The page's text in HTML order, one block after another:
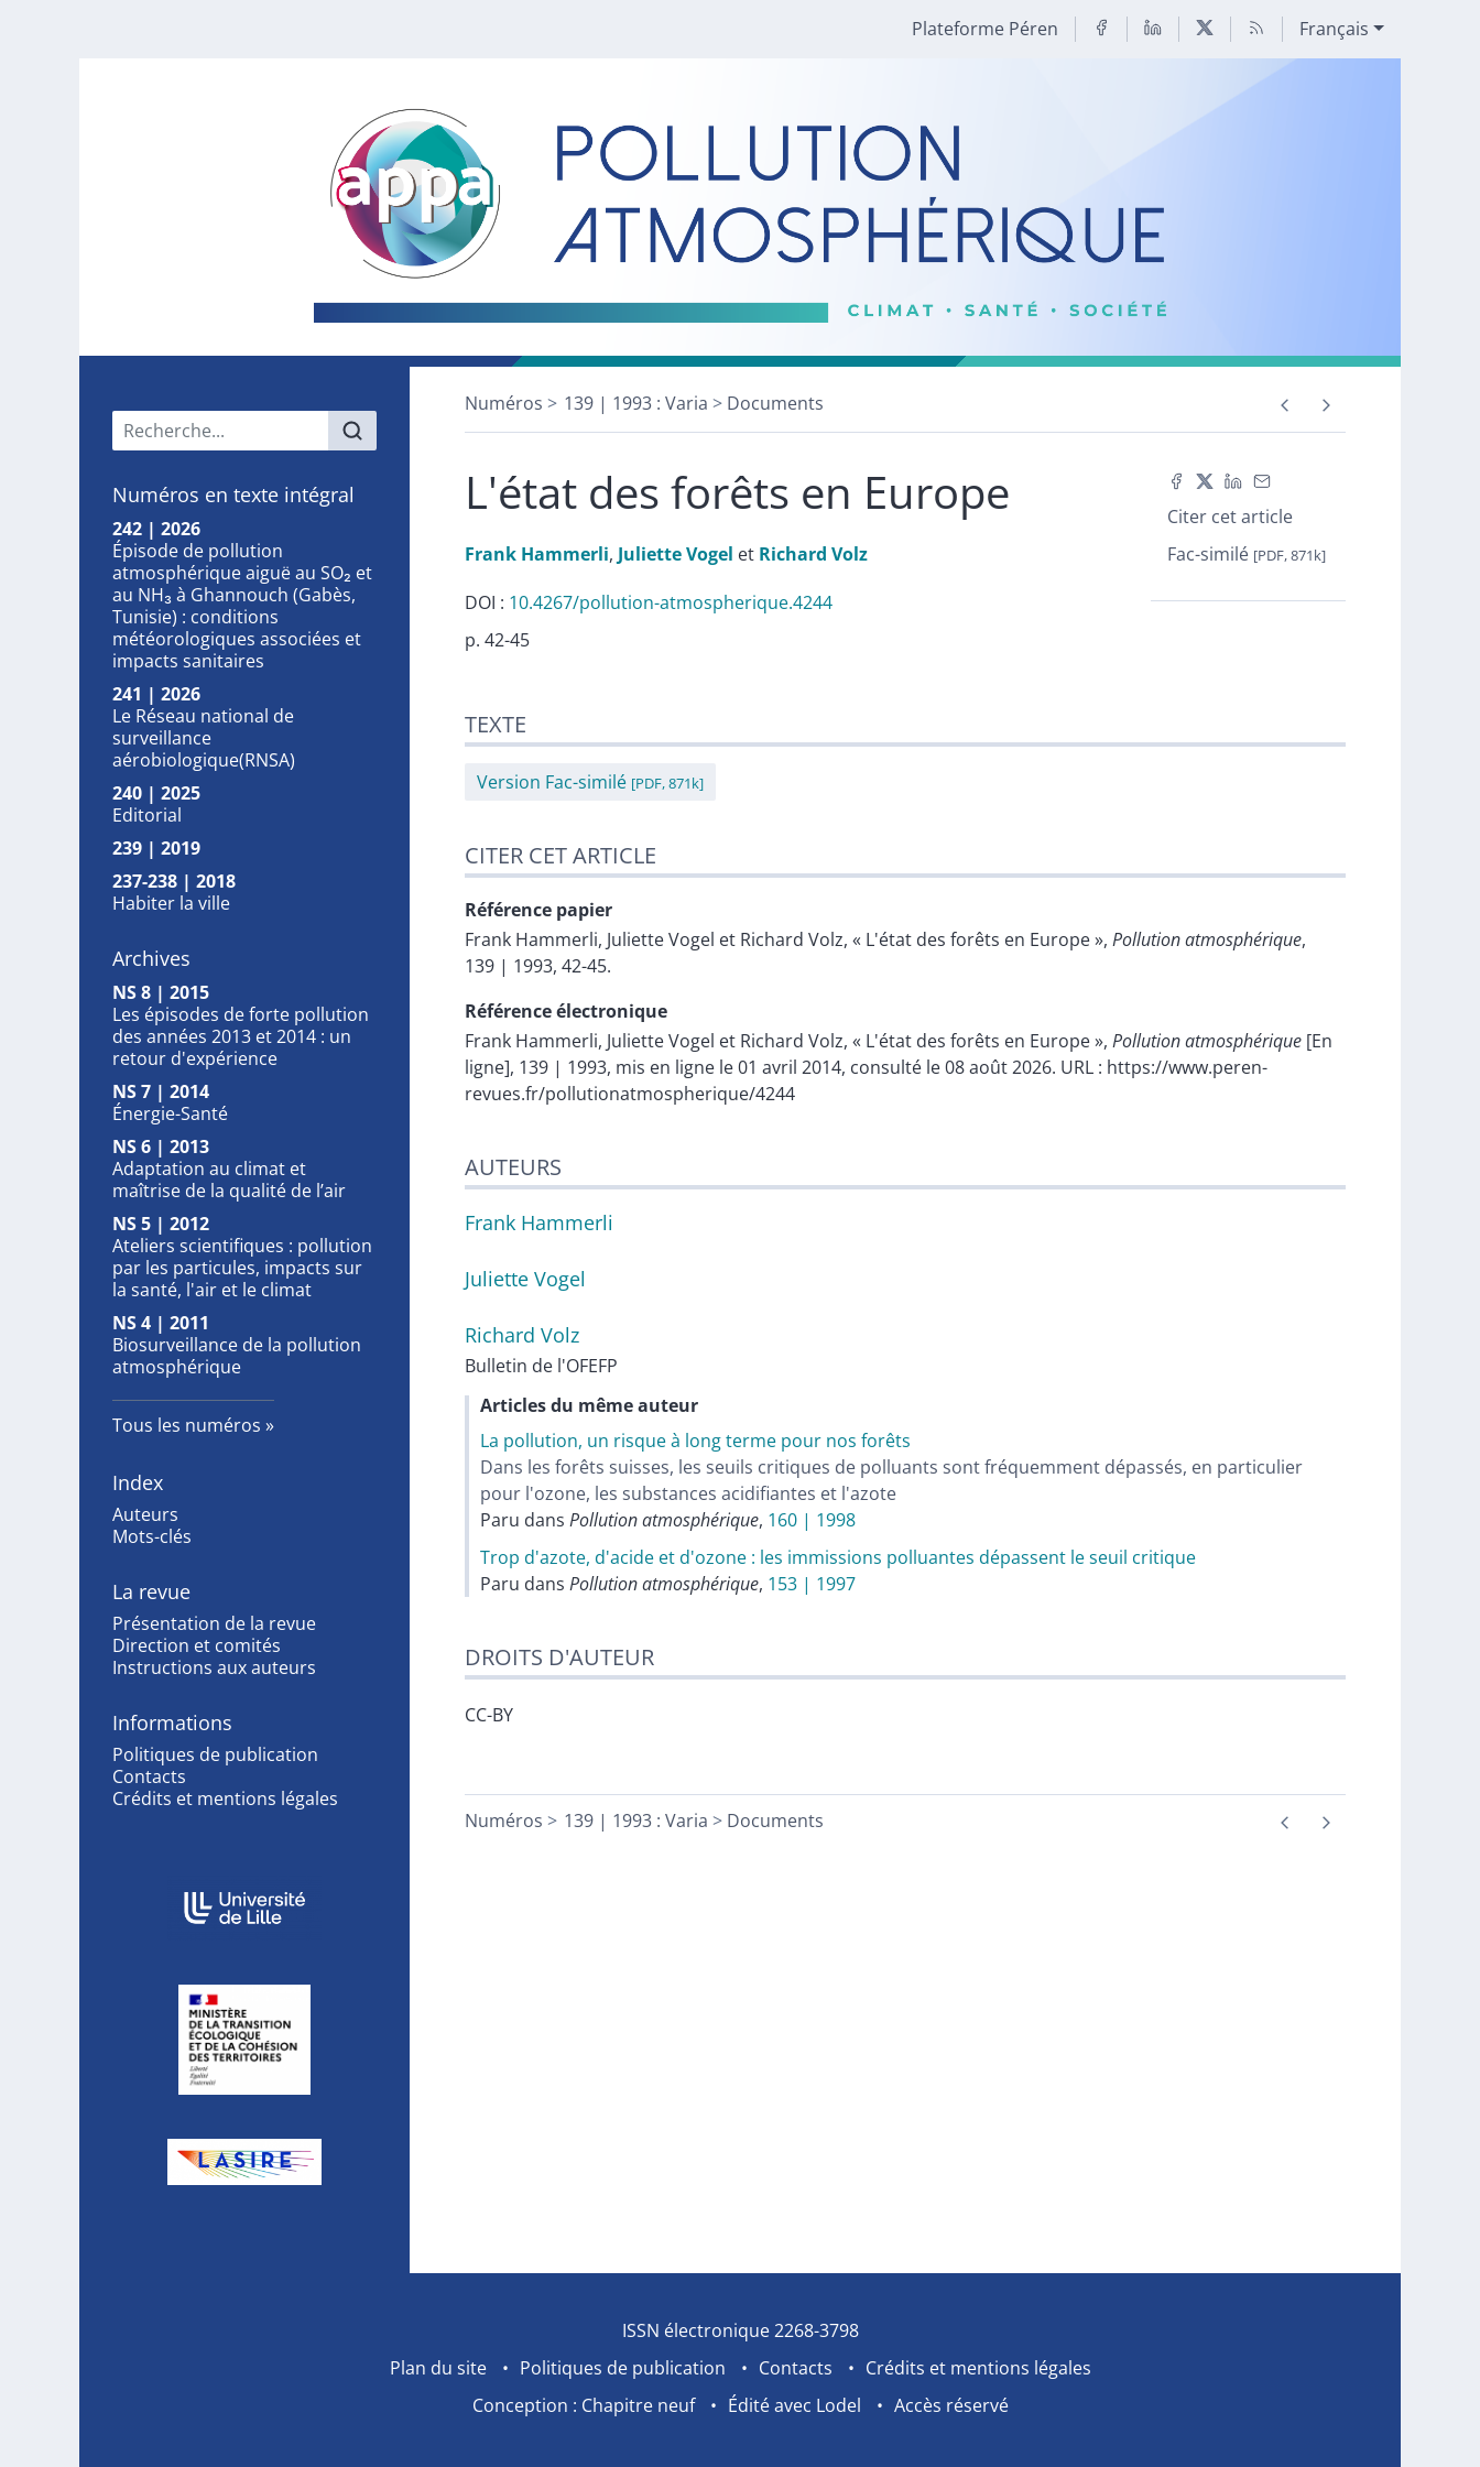
Plateforme Péren Français
Menu principal
Numéros en texte intégral
242 | 2026
Épisode de pollution
atmosphérique aiguë au SO₂ et
au NH₃ à Ghannouch (Gabès,
Tunisie) : conditions
météorologiques associées et
impacts sanitaires
241 | 2026
Le Réseau national de
surveillance
aérobiologique(RNSA)
240 | 2025
Editorial
239 | 2019
237-238 | 2018
Habiter la ville
Archives
NS 8 | 2015
Les épisodes de forte pollution
des années 2013 et 2014 : un
retour d'expérience
NS 7 | 2014
Énergie-Santé
NS 6 | 2013
Adaptation au climat et
maîtrise de la qualité de l’air
NS 5 | 2012
Ateliers scientifiques : pollution
par les particules, impacts sur
la santé, l'air et le climat
NS 4 | 2011
Biosurveillance de la pollution
atmosphérique
Tous les numéros
Index
Auteurs
Mots-clés
La revue
Présentation de la revue
Direction et comités
Instructions aux auteurs
Informations
Politiques de publication
Contacts
Crédits et mentions légales
Affiliations/partenaires
Numéros 139 | 1993 : Varia Documents
Citer cet article
Fac-similé [PDF, 871k]
L'état des forêts en Europe
Frank Hammerli, JulietteVogel et Richard Volz
DOI : 10.4267/pollution-atmospherique.4244
p. 42-45
Citer cet article
Auteurs
TEXTE
Version Fac-similé [PDF, 871k]
CITER CET ARTICLE
Référence papier
Frank Hammerli, JulietteVogel et Richard Volz, « L'état des forêts en Europe », Pollution atmosphérique,
139 | 1993, 42-45.
Référence électronique
Frank Hammerli, JulietteVogel et Richard Volz, « L'état des forêts en Europe », Pollution atmosphérique [En
ligne], 139 | 1993, mis en ligne le 01 avril 2014, consulté le 08 août 2026. URL : https://www.peren-
revues.fr/pollutionatmospherique/4244
AUTEURS
Frank Hammerli
Juliette Vogel
Richard Volz
Bulletin de l'OFEFP
Articles du même auteur
La pollution, un risque à long terme pour nos forêts
Dans les forêts suisses, les seuils critiques de polluants sont fréquemment dépassés, en particulier
pour l'ozone, les substances acidifiantes et l'azote
Paru dans Pollution atmosphérique, 160 | 1998
Trop d'azote, d'acide et d'ozone : les immissions polluantes dépassent le seuil critique
Paru dans Pollution atmosphérique, 153 | 1997
DROITS D'AUTEUR
CC-BY
Numéros 139 | 1993 : Varia Documents
ISSN électronique 2268-3798
Plan du site
Politiques de publication Contacts
Crédits et mentions légales
Conception : Chapitre neuf
Édité avec Lodel Accès réservé